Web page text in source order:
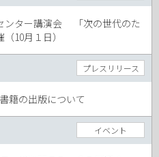
ンター講演会 「次の世代のた
10月１日）
籍の出版について
プレスリリース
イベント